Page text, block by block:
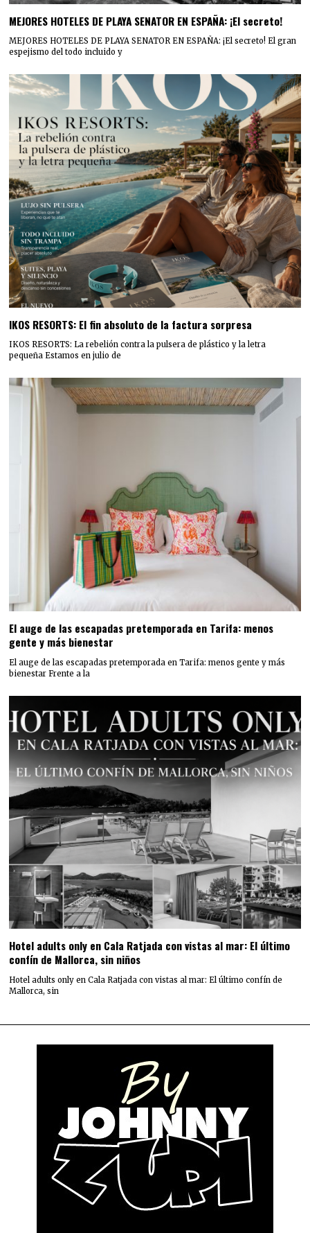
MEJORES HOTELES DE PLAYA SENATOR EN ESPAÑA: ¡El secreto!
MEJORES HOTELES DE PLAYA SENATOR EN ESPAÑA: ¡El secreto! El gran
espejismo del todo incluido y
IKOS RESORTS: El fin absoluto de la factura sorpresa
IKOS RESORTS: La rebelión contra la pulsera de plástico y la letra
pequeña Estamos en julio de
El auge de las escapadas pretemporada en Tarifa: menos
gente y más bienestar
El auge de las escapadas pretemporada en Tarifa: menos gente y más
bienestar Frente a la
Hotel adults only en Cala Ratjada con vistas al mar: El último
confín de Mallorca, sin niños
Hotel adults only en Cala Ratjada con vistas al mar: El último confín de
Mallorca, sin